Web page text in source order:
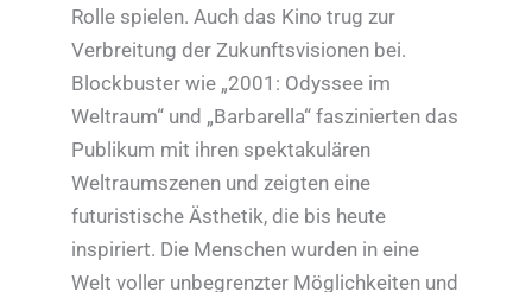
Rolle spielen. Auch das Kino trug zur
Verbreitung der Zukunftsvisionen bei.
Blockbuster wie „2001: Odyssee im
Weltraum“ und „Barbarella“ faszinierten das
Publikum mit ihren spektakulären
Weltraumszenen und zeigten eine
futuristische Ästhetik, die bis heute
inspiriert. Die Menschen wurden in eine
Welt voller unbegrenzter Möglichkeiten und